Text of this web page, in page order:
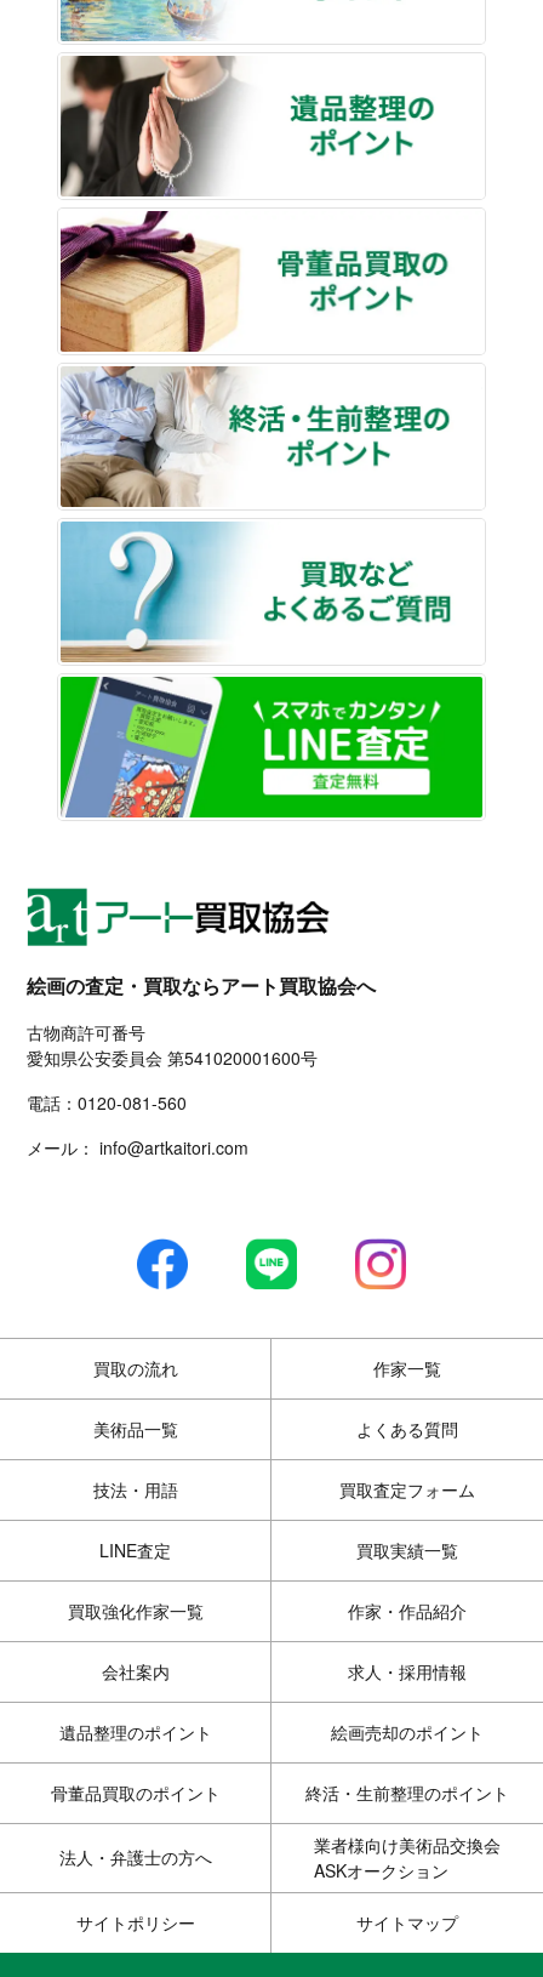
絵画の査定・買取ならアート買取協会へ
古物商許可番号
愛知県公安委員会 第541020001600号
電話：0120-081-560
メール： info@artkaitori.com
買取の流れ 作家一覧
美術品一覧 よくある質問
技法・用語 買取査定フォーム
LINE査定 買取実績一覧
買取強化作家一覧 作家・作品紹介
会社案内 求人・採用情報
遺品整理のポイント 絵画売却のポイント
骨董品買取のポイント 終活・生前整理のポイント
法人・弁護士の方へ
業者様向け美術品交換会
ASKオークション
サイトポリシー サイトマップ